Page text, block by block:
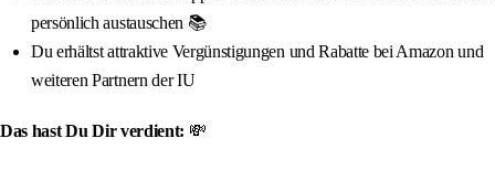
persönlich austauschen 📚
Du erhältst attraktive Vergünstigungen und Rabatte bei Amazon und
weiteren Partnern der IU
Das hast Du Dir verdient: 💸